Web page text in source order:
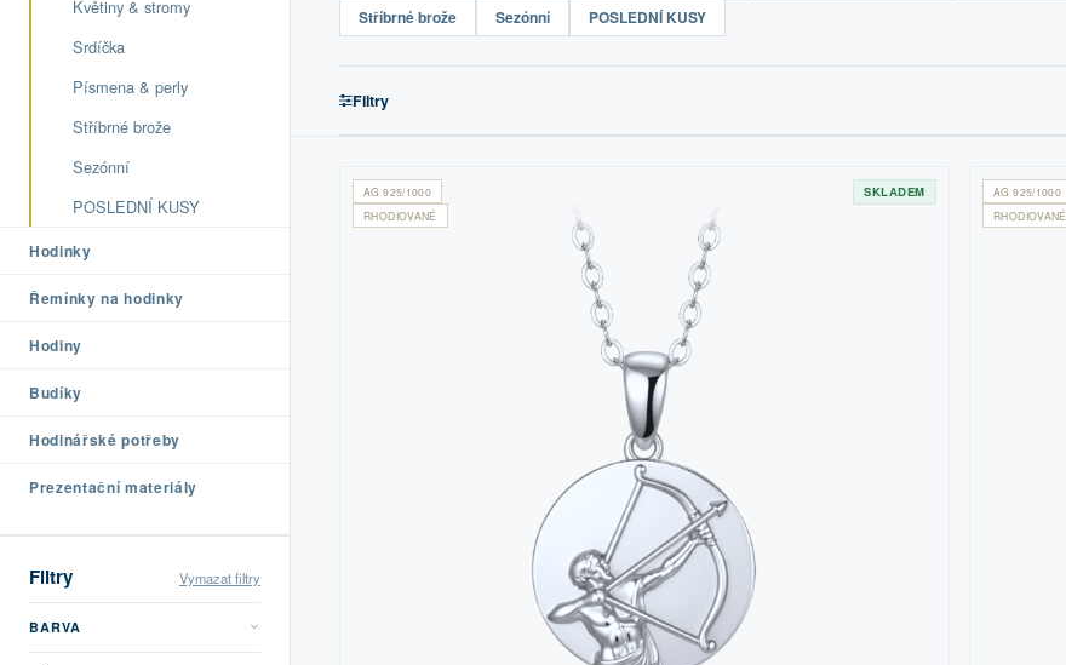
Květiny & stromy
Srdíčka
Písmena & perly
Stříbrné brože
Sezónní
POSLEDNÍ KUSY
Hodinky
Řemínky na hodinky
Hodiny
Budíky
Hodinářské potřeby
Prezentační materiály
Filtry Vymazat filtry
BARVA
Stříbrné brože
Sezónní POSLEDNÍ KUSY
Filtry
AG 925/1000
RHODIOVANÉ
SKLADEM
AG 925/1000
RHODIOVANÉ